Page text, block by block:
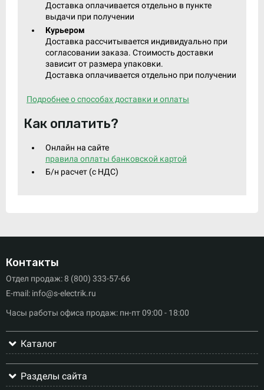
Доставка оплачивается отдельно в пункте
выдачи при получении
Курьером
Доставка рассчитывается индивидуально при
согласовании заказа. Стоимость доставки
зависит от размера упаковки.
Доставка оплачивается отдельно при получении
Подробнее о способах доставки и оплаты
Как оплатить?
Онлайн на сайте
правила оплаты банковской картой
Б/н расчет (c НДС)
Контакты
Отдел продаж: 8 (800) 333-57-66
E-mail: info@s-electrik.ru
Часы работы офиса продаж: пн-пт 09:00 - 18:00
Каталог
Разделы сайта